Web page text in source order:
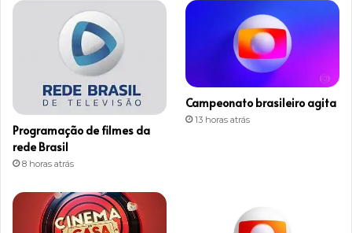
r
a
Programação de filmes da
rede Brasil
8 horas atrás
Campeonato brasileiro agita
13 horas atrás